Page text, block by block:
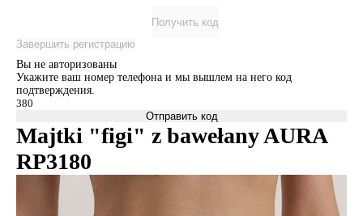
Получить код
Завершить регистрацию
Вы не авторизованы
Укажите ваш номер телефона и мы вышлем на него код
подтверждения.
Отправить код
Majtki "figi" z bawełany AURA
RP3180